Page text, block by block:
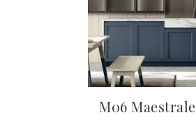
M06 Maestrale